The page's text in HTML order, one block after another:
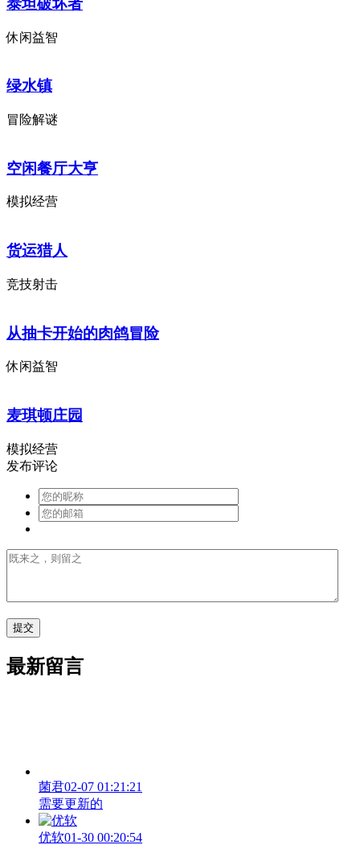
泰坦破坏者
休闲益智
绿水镇
冒险解谜
空闲餐厅大亨
模拟经营
货运猎人
竞技射击
从抽卡开始的肉鸽冒险
休闲益智
麦琪顿庄园
模拟经营
发布评论
最新留言
菌君02-07 01:21:21
需要更新的
优软01-30 00:20:54